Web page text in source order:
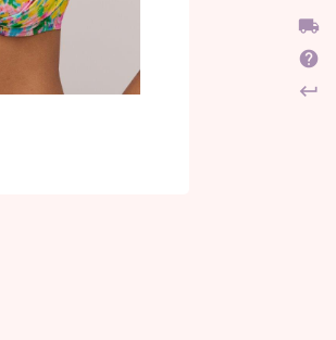
local_shipping
help
keyboard_return